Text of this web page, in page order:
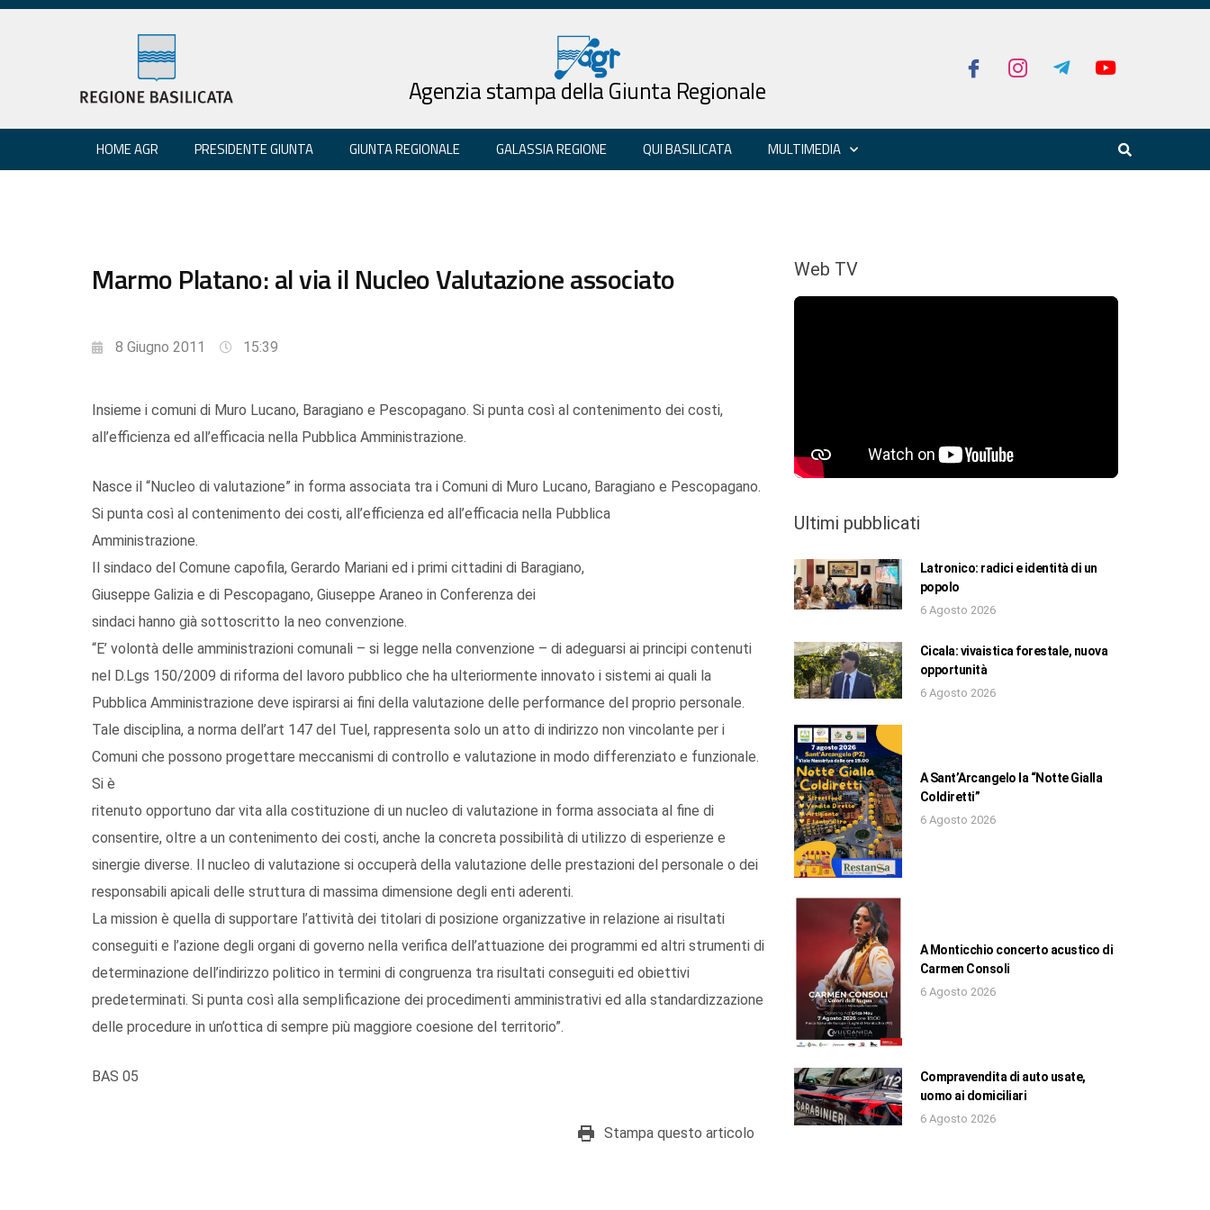
Agenzia stampa della Giunta Regionale
HOME AGR PRESIDENTE GIUNTA GIUNTA REGIONALE GALASSIA REGIONE QUI BASILICATA MULTIMEDIA
Marmo Platano: al via il Nucleo Valutazione associato
8 Giugno 2011 15:39
Insieme i comuni di Muro Lucano, Baragiano e Pescopagano. Si punta così al contenimento dei costi,
all’efficienza ed all’efficacia nella Pubblica Amministrazione.
Nasce il “Nucleo di valutazione” in forma associata tra i Comuni di Muro Lucano, Baragiano e Pescopagano.
Si punta così al contenimento dei costi, all’efficienza ed all’efficacia nella Pubblica
Amministrazione.
Il sindaco del Comune capofila, Gerardo Mariani ed i primi cittadini di Baragiano,
Giuseppe Galizia e di Pescopagano, Giuseppe Araneo in Conferenza dei
sindaci hanno già sottoscritto la neo convenzione.
“E’ volontà delle amministrazioni comunali – si legge nella convenzione – di adeguarsi ai principi contenuti
nel D.Lgs 150/2009 di riforma del lavoro pubblico che ha ulteriormente innovato i sistemi ai quali la
Pubblica Amministrazione deve ispirarsi ai fini della valutazione delle performance del proprio personale.
Tale disciplina, a norma dell’art 147 del Tuel, rappresenta solo un atto di indirizzo non vincolante per i
Comuni che possono progettare meccanismi di controllo e valutazione in modo differenziato e funzionale.
Si è
ritenuto opportuno dar vita alla costituzione di un nucleo di valutazione in forma associata al fine di
consentire, oltre a un contenimento dei costi, anche la concreta possibilità di utilizzo di esperienze e
sinergie diverse. Il nucleo di valutazione si occuperà della valutazione delle prestazioni del personale o dei
responsabili apicali delle struttura di massima dimensione degli enti aderenti.
La mission è quella di supportare l’attività dei titolari di posizione organizzative in relazione ai risultati
conseguiti e l’azione degli organi di governo nella verifica dell’attuazione dei programmi ed altri strumenti di
determinazione dell’indirizzo politico in termini di congruenza tra risultati conseguiti ed obiettivi
predeterminati. Si punta così alla semplificazione dei procedimenti amministrativi ed alla standardizzazione
delle procedure in un’ottica di sempre più maggiore coesione del territorio”.
BAS 05
Stampa questo articolo
Web TV
Ultimi pubblicati
Latronico: radici e identità di un
popolo
6 Agosto 2026
Cicala: vivaistica forestale, nuova
opportunità
6 Agosto 2026
A Sant’Arcangelo la “Notte Gialla
Coldiretti”
6 Agosto 2026
A Monticchio concerto acustico di
Carmen Consoli
6 Agosto 2026
Compravendita di auto usate,
uomo ai domiciliari
6 Agosto 2026